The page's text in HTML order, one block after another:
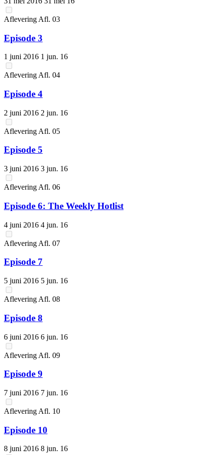
Aflevering Afl. 03
Episode 3
1 juni 2016 1 jun. 16
Aflevering Afl. 04
Episode 4
2 juni 2016 2 jun. 16
Aflevering Afl. 05
Episode 5
3 juni 2016 3 jun. 16
Aflevering Afl. 06
Episode 6: The Weekly Hotlist
4 juni 2016 4 jun. 16
Aflevering Afl. 07
Episode 7
5 juni 2016 5 jun. 16
Aflevering Afl. 08
Episode 8
6 juni 2016 6 jun. 16
Aflevering Afl. 09
Episode 9
7 juni 2016 7 jun. 16
Aflevering Afl. 10
Episode 10
8 juni 2016 8 jun. 16